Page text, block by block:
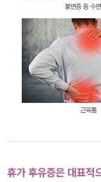
휴가 후유증은 대표적